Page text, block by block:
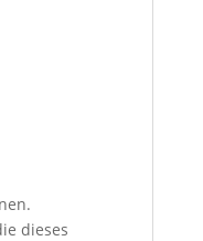
dieses